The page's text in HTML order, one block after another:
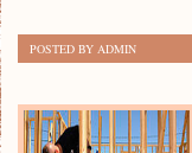
POSTED BY ADMIN